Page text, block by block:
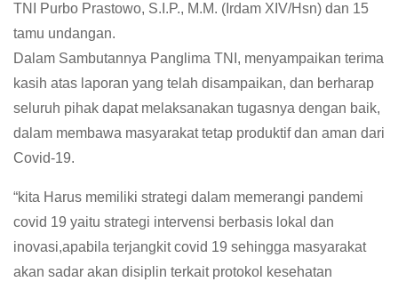
TNI Purbo Prastowo, S.I.P., M.M. (Irdam XIV/Hsn) dan 15
tamu undangan.
Dalam Sambutannya Panglima TNI, menyampaikan terima
kasih atas laporan yang telah disampaikan, dan berharap
seluruh pihak dapat melaksanakan tugasnya dengan baik,
dalam membawa masyarakat tetap produktif dan aman dari
Covid-19.
“kita Harus memiliki strategi dalam memerangi pandemi
covid 19 yaitu strategi intervensi berbasis lokal dan
inovasi,apabila terjangkit covid 19 sehingga masyarakat
akan sadar akan disiplin terkait protokol kesehatan